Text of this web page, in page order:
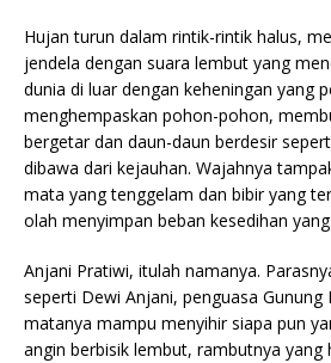
Hujan turun dalam rintik-rintik halus,
jendela dengan suara lembut yang
dunia di luar dengan keheningan yang
menghempaskan pohon-pohon,
bergetar dan daun-daun berdesir
dibawa dari kejauhan. Wajahnya
mata yang tenggelam dan bibir yang
olah menyimpan beban kesedihan
Anjani Pratiwi, itulah namanya.
seperti Dewi Anjani, penguasa Gunung
matanya mampu menyihir siapa pun
angin berbisik lembut, rambutnya yang